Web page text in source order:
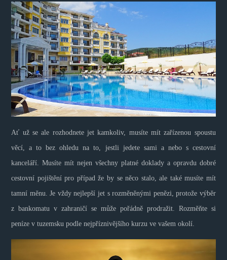
Ať už se ale rozhodnete jet kamkoliv, musíte mít zařízenou spoustu
věcí, a to bez ohledu na to, jestli jedete sami a nebo s cestovní
kanceláří. Musíte mít nejen všechny platné doklady a opravdu dobré
cestovní pojištění pro případ že by se něco stalo, ale také musíte mít
tamní měnu. Je vždy nejlepší jet s rozměněnými penězi, protože výběr
z bankomatu v zahraničí se může pořádně prodražit. Rozměňte si
peníze v tuzemsku podle nejpříznivějšího kurzu ve vašem okolí.